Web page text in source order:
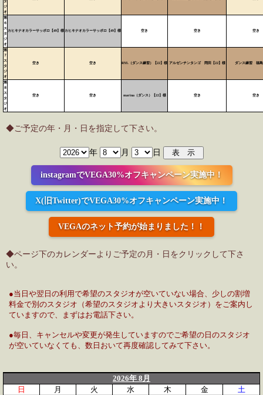
タ
ジ
オ
第
６
ス
タ
ジ
オ
カヒキナオカラーサッポロ【49】様 カヒキナオカラーサッポロ【49】様 空き 空き 空き
第
７
ス
タ
ジ
オ
空き 空き RYL（ダンス練習）【22】様 アルゼンチンタンゴ 岡田【22】様 ダンス練習 福島
第
８
ス
タ
ジ
オ
空き 空き marina（ダンス）【22】様 空き 空き
◆ご予定の年・月・日を指定して下さい。
年 月 日
instagramでVEGA30%オフキャンペーン実施中！
X(旧Twitter)でVEGA30%オフキャンペーン実施中！
VEGAのネット予約が始まりました！！
◆ページ下のカレンダーよりご予定の月・日をクリックして下さ
い。
●当日や翌日の利用で希望のスタジオが空いていない場合、少しの割増
料金で別のスタジオ（希望のスタジオより大きいスタジオ）をご案内し
ていますので、まずはお電話下さい。
●毎日、キャンセルや変更が発生していますのでご希望の日のスタジオ
が空いていなくても、数日おいて再度確認してみて下さい。
2026年 8月
日
月 火 水 木 金
土